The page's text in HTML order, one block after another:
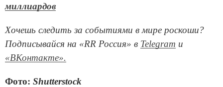
миллиардов
Хочешь следить за событиями в мире роскоши?
Подписывайся на «RR Россия» в Telegram и
«ВКонтакте».
Фото: Shutterstock